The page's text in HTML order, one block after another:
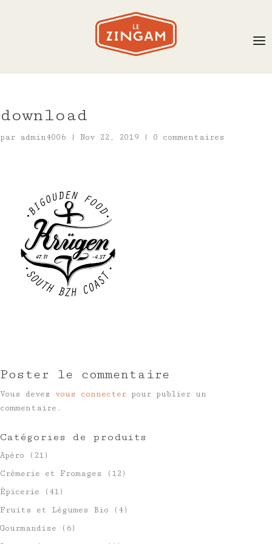
download
par admin4006 | Nov 22, 2019 | 0 commentaires
Poster le commentaire
Vous devez vous connecter pour publier un
commentaire.
Catégories de produits
Apéro
(21)
Crèmerie et Fromages
(12)
Épicerie
(41)
Fruits et Légumes Bio
(4)
Gourmandise
(6)